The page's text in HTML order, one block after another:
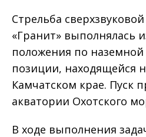
Стрельба
«Гранит» выполнялась
положения по
позиции, находящейся
Камчатском крае. Пуск
акватории Охотского
В ходе выполнения